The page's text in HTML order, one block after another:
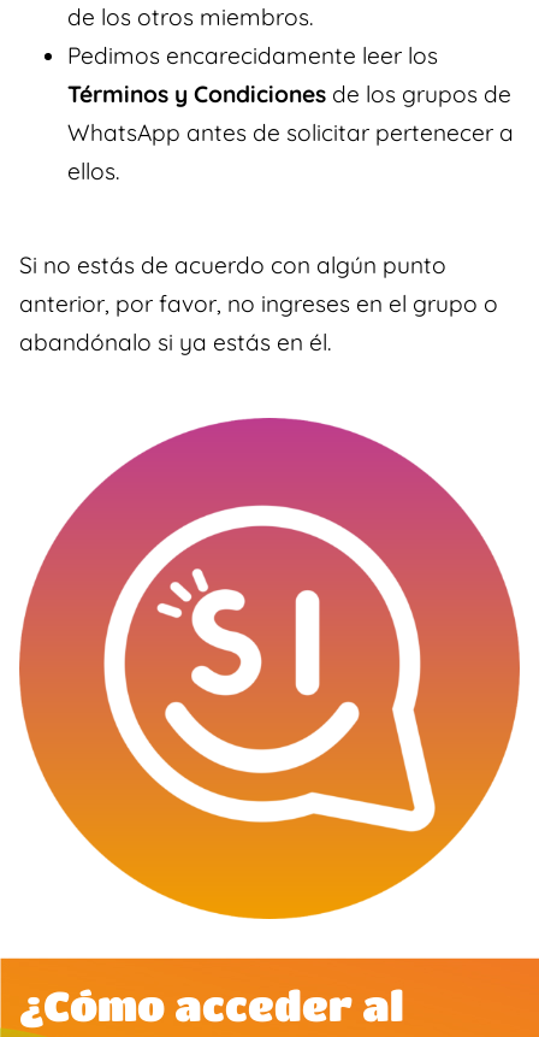
de los otros miembros.
Pedimos encarecidamente leer los
Términos y Condiciones de los grupos de
WhatsApp antes de solicitar pertenecer a
ellos.
Si no estás de acuerdo con algún punto
anterior, por favor, no ingreses en el grupo o
abandónalo si ya estás en él.
¿Cómo acceder al